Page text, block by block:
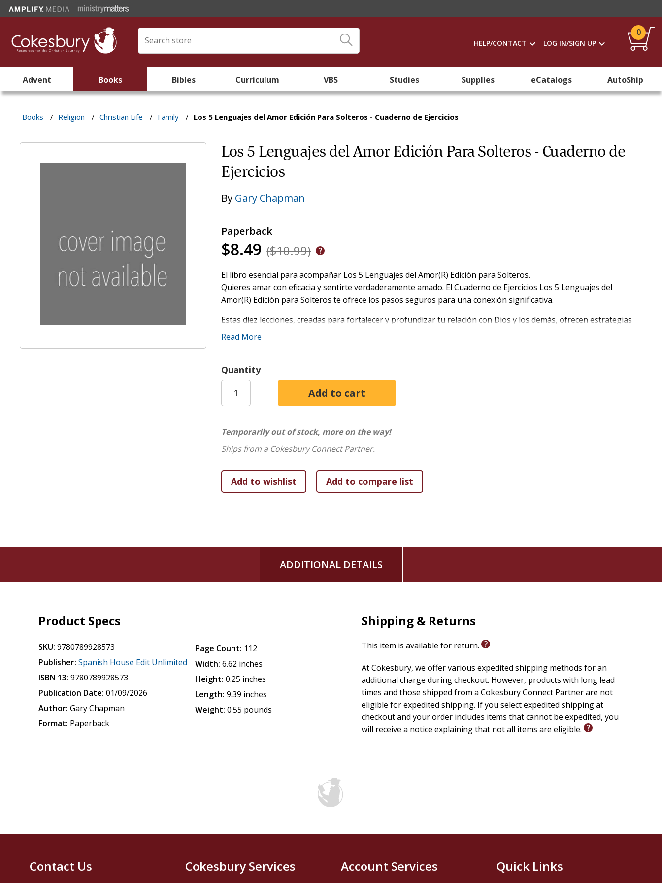
HELP/CONTACT LOG IN/SIGN UP
0
Advent Books Bibles Curriculum VBS Studies Supplies eCatalogs AutoShip
Books / Religion / Christian Life / Family / Los 5 Lenguajes del Amor Edición Para Solteros - Cuaderno de Ejercicios
Los 5 Lenguajes del Amor Edición Para Solteros - Cuaderno de
Ejercicios
By Gary Chapman
Paperback
$8.49 ($10.99)
El libro esencial para acompañar Los 5 Lenguajes del Amor(R) Edición para Solteros.
Quieres amar con eficacia y sentirte verdaderamente amado. El Cuaderno de Ejercicios Los 5 Lenguajes del
Amor(R) Edición para Solteros te ofrece los pasos seguros para una conexión significativa.
Estas diez lecciones, creadas para fortalecer y profundizar tu relación con Dios y los demás, ofrecen estrategias
prácticas para aplicar los principios de Los 5 Lenguajes del Amor Edición para Solteros.
para ayudarte a experimentar mejor el amor, expresarlo e identificar áreas de desarrollo. Ya sea que quieras estar
más cerca de tus padres, conectar más con tus amigos o darle otra oportunidad a las citas, este cuaderno de
ejercicios te da la confianza para amar bien.
Este libro complementario, diseñado para personas individuales o grupos pequeños, te ayuda a poner en práctica
Read More
Quantity
Temporarily out of stock, more on the way!
Ships from a Cokesbury Connect Partner.
ADDITIONAL DETAILS
Product Specs
SKU: 9780789928573
Publisher: Spanish House Edit Unlimited
ISBN 13: 9780789928573
Publication Date: 01/09/2026
Author: Gary Chapman
Format: Paperback
Page Count: 112
Width: 6.62 inches
Height: 0.25 inches
Length: 9.39 inches
Weight: 0.55 pounds
Shipping & Returns
This item is available for return.
At Cokesbury, we offer various expedited shipping methods for an
additional charge during checkout. However, products with long lead
times and those shipped from a Cokesbury Connect Partner are not
eligible for expedited shipping. If you select expedited shipping at
checkout and your order includes items that cannot be expedited, you
will receive a notice explaining that not all items are eligible.
Contact Us Cokesbury Services Account Services Quick Links